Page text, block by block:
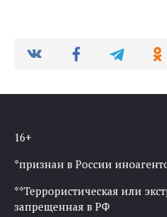
16+
*признан в России
**Террористическая или
запрещенная в РФ